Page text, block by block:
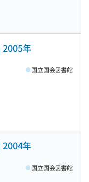
2005年
国立国会図書館
2004年
国立国会図書館